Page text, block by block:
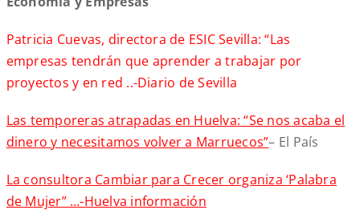
Patricia Cuevas, directora de ESIC Sevilla: “Las
empresas tendrán que aprender a trabajar por
proyectos y en red ..-Diario de Sevilla
Las temporeras atrapadas en Huelva: “Se nos acaba el
dinero y necesitamos volver a Marruecos”– El País
La consultora Cambiar para Crecer organiza ‘Palabra
de Mujer” …-Huelva información